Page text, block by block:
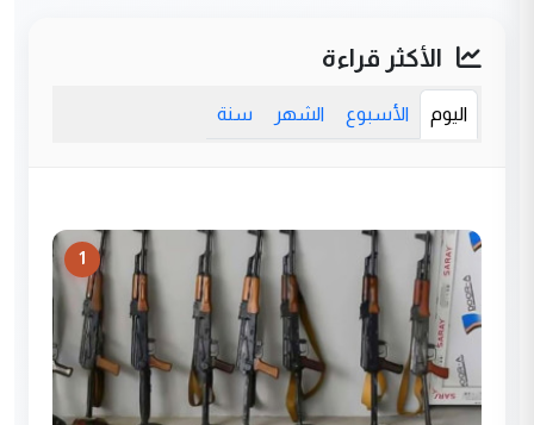
الأكثر قراءة
اليوم الأسبوع الشهر سنة
1